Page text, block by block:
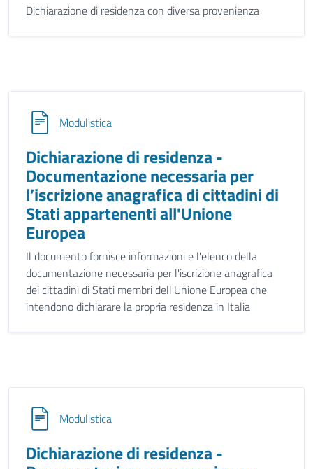
Dichiarazione di residenza con diversa provenienza
Modulistica
Dichiarazione di residenza -
Documentazione necessaria per
l’iscrizione anagrafica di cittadini di
Stati appartenenti all'Unione
Europea
Il documento fornisce informazioni e l'elenco della
documentazione necessaria per l'iscrizione anagrafica
dei cittadini di Stati membri dell'Unione Europea che
intendono dichiarare la propria residenza in Italia
Modulistica
Dichiarazione di residenza -